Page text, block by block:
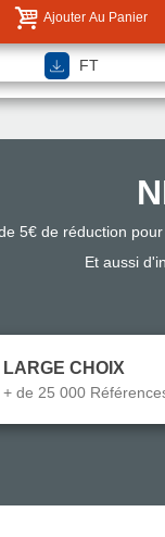
Ajouter Au Panier
FT
5€ de réduction
Et aussi
LARGE CHOIX
+ de 25 000